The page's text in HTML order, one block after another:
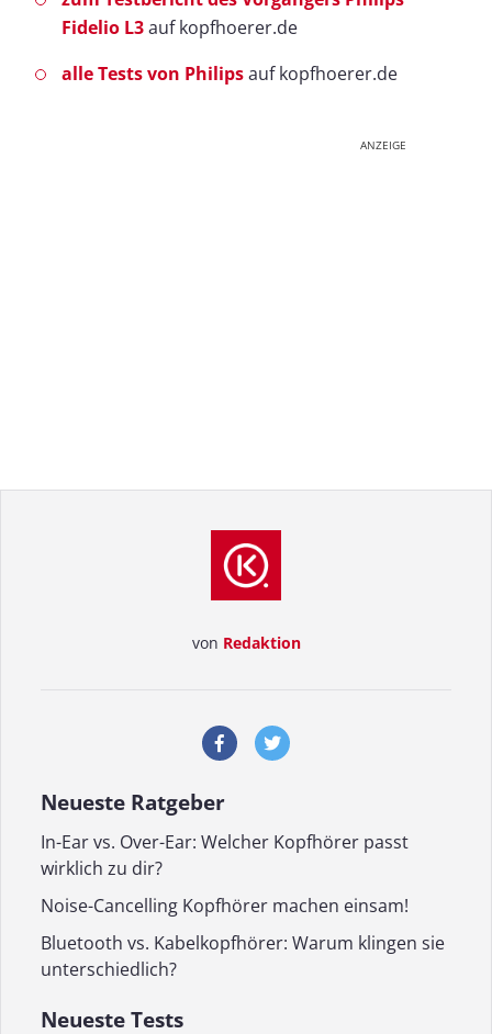
Fidelio L3auf kopfhoerer.de
alle Tests von Philipsauf kopfhoerer.de
ANZEIGE
von Redaktion
Neueste Ratgeber
In-Ear vs. Over-Ear: Welcher Kopfhörer passt
wirklich zu dir?
Noise-Cancelling Kopfhörer machen einsam!
Bluetooth vs. Kabelkopfhörer: Warum klingen sie
unterschiedlich?
Neueste Tests